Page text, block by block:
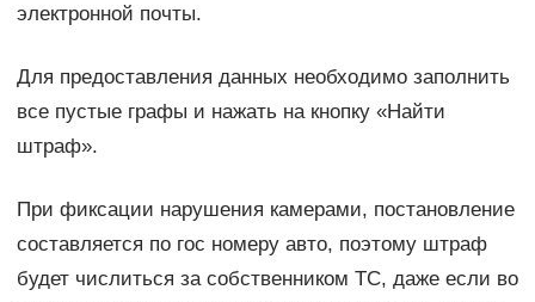
электронной почты.
Для предоставления данных необходимо заполнить
все пустые графы и нажать на кнопку «Найти
штраф».
При фиксации нарушения камерами, постановление
составляется по гос номеру авто, поэтому штраф
будет числиться за собственником ТС, даже если во